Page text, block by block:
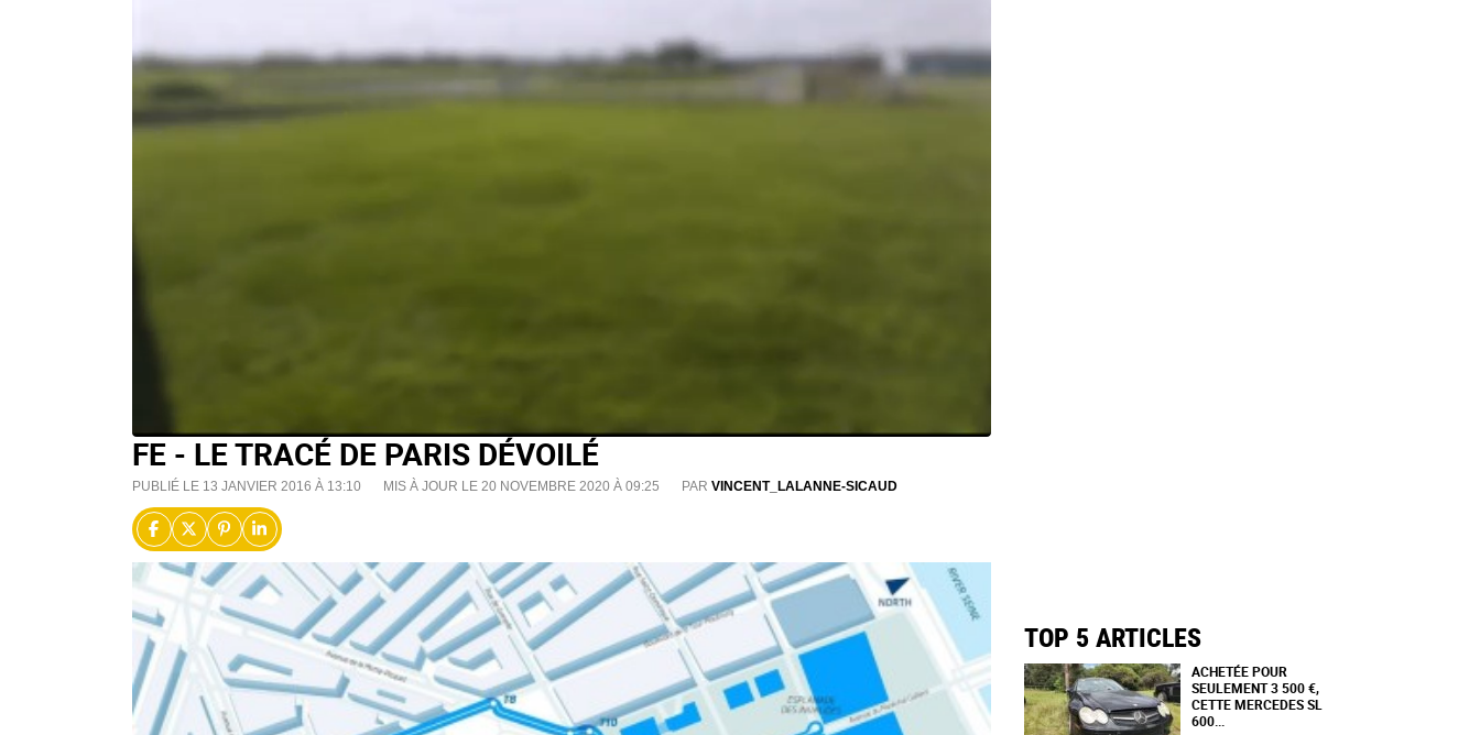
FE - LE TRACÉ DE PARIS DÉVOILÉ
PUBLIÉ LE 13 JANVIER 2016 À 13:10 MIS À JOUR LE 20 NOVEMBRE 2020 À 09:25 PAR VINCENT_LALANNE-SICAUD
TOP 5 ARTICLES
ACHETÉE POUR
SEULEMENT 3 500 €,
CETTE MERCEDES SL
600...